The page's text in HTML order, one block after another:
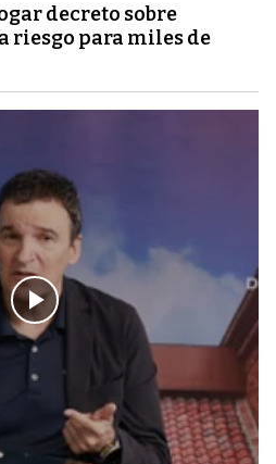
decreto sobre
riesgo para miles de